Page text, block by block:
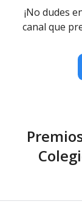
¡No dudes
canal que